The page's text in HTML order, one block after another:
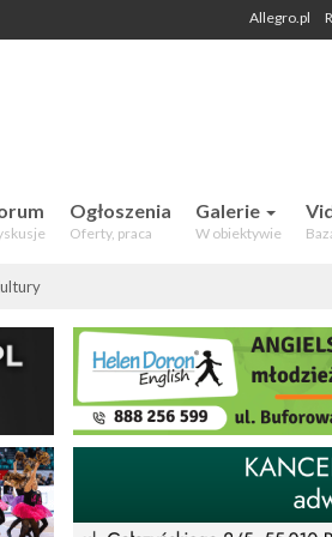
Allegro.pl
Ogłoszenia
Oferty, praca
Galerie
W obiektywie